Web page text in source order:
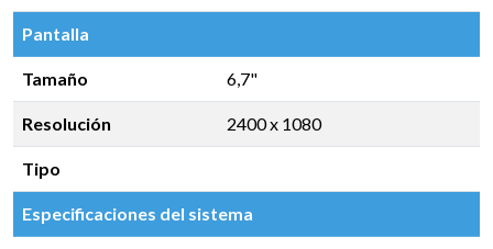
Pantalla
Tamaño 6,7"
Resolución 2400 x 1080
Tipo
Especificaciones del sistema